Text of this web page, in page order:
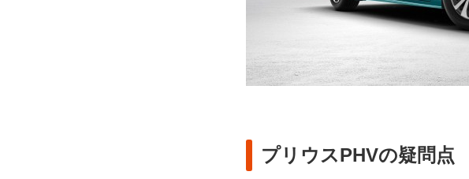
プリウスPHVの疑問点